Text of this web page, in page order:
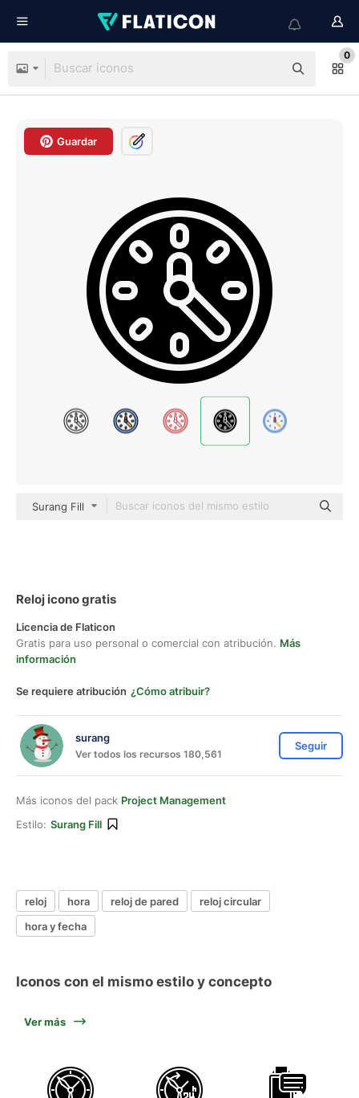
0
Guardar
Surang Fill
Reloj icono gratis
Licencia de Flaticon
Gratis para uso personal o comercial con atribución. Más
información
Se requiere atribución ¿Cómo atribuir?
surang
Ver todos los recursos 180,561
Seguir
Más iconos del pack Project Management
Estilo: Surang Fill
reloj hora reloj de pared
reloj circular
hora y fecha
Iconos con el mismo estilo y concepto
Ver más